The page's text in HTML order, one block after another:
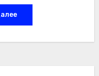
речь про